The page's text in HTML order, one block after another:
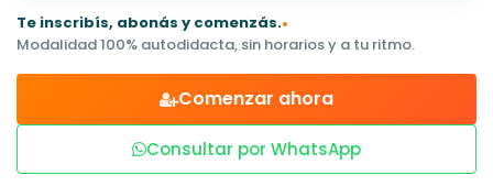
Te inscribís, abonás y comenzás.•
Modalidad 100% autodidacta, sin horarios y a tu ritmo.
Comenzar ahora
Consultar por WhatsApp